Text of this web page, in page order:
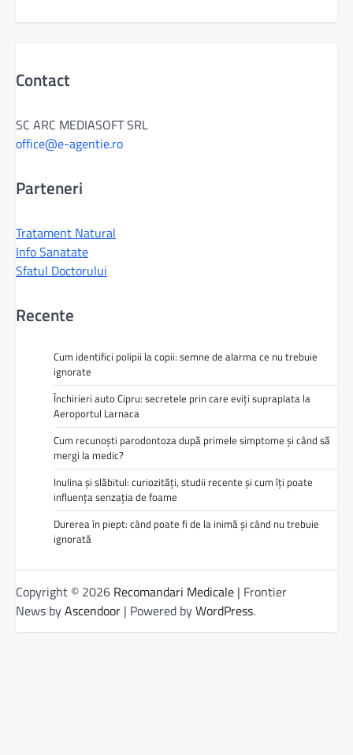
Contact
SC ARC MEDIASOFT SRL
office@e-agentie.ro
Parteneri
Tratament Natural
Info Sanatate
Sfatul Doctorului
Recente
Cum identifici polipii la copii: semne de alarma ce nu trebuie
ignorate
Închirieri auto Cipru: secretele prin care eviți supraplata la
Aeroportul Larnaca
Cum recunoști parodontoza după primele simptome și când să
mergi la medic?
Inulina și slăbitul: curiozități, studii recente și cum îți poate
influența senzația de foame
Durerea în piept: când poate fi de la inimă și când nu trebuie
ignorată
Copyright © 2026 Recomandari Medicale | Frontier
News byAscendoor | Powered byWordPress.